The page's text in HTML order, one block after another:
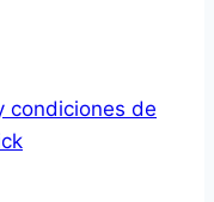
condiciones de